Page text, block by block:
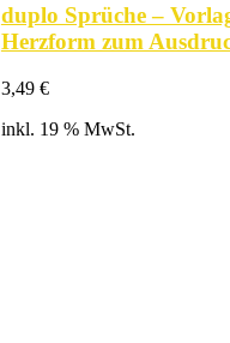
duplo Sprüche –
Herzform zum
3,49 €
inkl. 19 % MwSt.